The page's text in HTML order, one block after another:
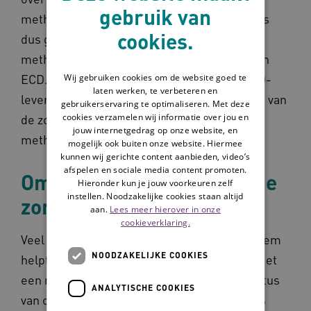
methodiek Omaha System. Omaha System is
dus geen digitaal zorgdossier, maar een
methodiek die ingebouwd kan worden in een
ECD. Hoe je dat doet, verschilt vaak per ECD-
leverancier. In de wijkverpleging maakt 80% van
de zorgorganisaties gebruik van deze
methodiek.
Omaha System helpt om de
zorg te verbeteren
Veel van jullie gaven aan dat het Omaha System
helpt om de zorg te verbeteren. Ruim 85% ziet
een meerwaarde. Het vastleggen van de status
van cliënten wordt daarbij vaak genoemd als
gebruik van
cookies.
Wij gebruiken cookies om de website goed te
laten werken, te verbeteren en
gebruikerservaring te optimaliseren. Met deze
cookies verzamelen wij informatie over jou en
jouw internetgedrag op onze website, en
mogelijk ook buiten onze website. Hiermee
kunnen wij gerichte content aanbieden, video’s
afspelen en sociale media content promoten.
Hieronder kun je jouw voorkeuren zelf
instellen. Noodzakelijke cookies staan altijd
aan. Lees meer hierover in onze
cookieverklaring.
NOODZAKELIJKE COOKIES
ANALYTISCHE COOKIES